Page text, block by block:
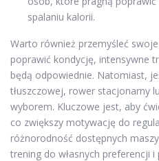
spalaniu kalorii.
Warto również przemyśleć
poprawić kondycję, intensywne
będą odpowiednie. Natomiast,
tłuszczowej, rower stacjonarny
wyborem. Kluczowe jest, aby
co zwiększy motywację do
różnorodność dostępnych
trening do własnych preferencji i